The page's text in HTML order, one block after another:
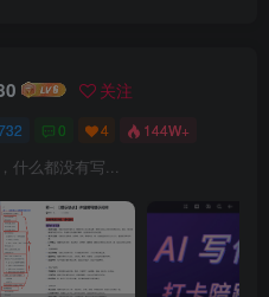
关注
0 4 144W+
什么都没有写...